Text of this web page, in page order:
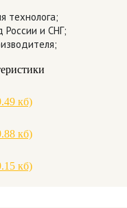
технолога;
России и СНГ;
кб)
кб)
кб)